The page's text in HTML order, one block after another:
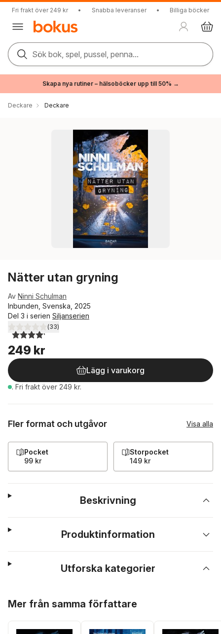
Fri frakt över 249 kr • Snabba leveranser • Billiga böcker
Sök bok, spel, pussel, penna...
Skapa nya rutiner – hälsoböcker upp till 50% →
Deckare Deckare
Nätter utan gryning
Av Ninni Schulman
Inbunden, Svenska, 2025
Del 3 i serien Siljanserien
4,2utav 5 stjärnor. Totalt antal röster:
(33)
249 kr
Lägg i varukorg
. Fri frakt över 249 kr.
Fler format och utgåvor Visa alla
Pocket
99 kr
Storpocket
149 kr
Beskrivning
Produktinformation
Utforska kategorier
Mer från samma författare